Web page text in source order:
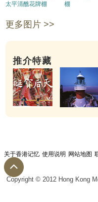
太平清醮花牌棚
棚
更多图片 >>
推介特藏
关于香港记忆 使用说明 网站地图
Copyright © 2012 Hong Kong